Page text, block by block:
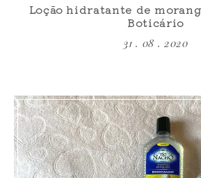
Loção hidratante de
Boticário
31 . 08 . 2020